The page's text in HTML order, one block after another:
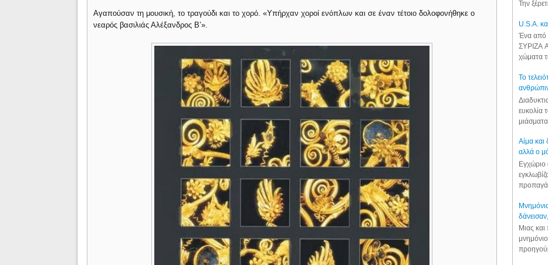
Αγαπούσαν τη μουσική, το τραγούδι και το χορό. «Υπήρχαν χοροί ενόπλων και σε έναν τέτοιο δολοφονήθηκε ο
νεαρός βασιλιάς Αλέξανδρος Β’».
Την
U.S.A.
Ένα από
ΣΥΡΙΖΑ
χώματα
Το
ευκολία
Αίμα και
αλλά ο
Εγχώριο
Μιας